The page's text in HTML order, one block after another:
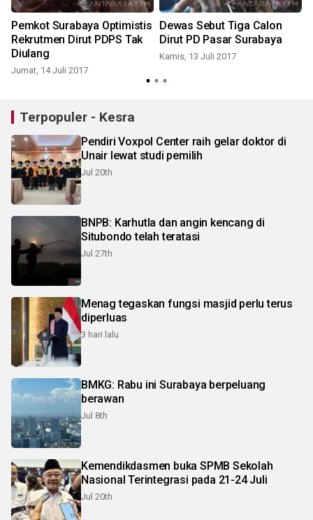
Pemkot Surabaya Optimistis
Rekrutmen Dirut PDPS Tak
Diulang
Jumat, 14 Juli 2017
Dewas Sebut Tiga Calon
Dirut PD Pasar Surabaya
Kamis, 13 Juli 2017
Terpopuler - Kesra
Pendiri Voxpol Center raih gelar doktor di
Unair lewat studi pemilih
Jul 20th
BNPB: Karhutla dan angin kencang di
Situbondo telah teratasi
Jul 27th
Menag tegaskan fungsi masjid perlu terus
diperluas
3 hari lalu
BMKG: Rabu ini Surabaya berpeluang
berawan
Jul 8th
Kemendikdasmen buka SPMB Sekolah
Nasional Terintegrasi pada 21-24 Juli
Jul 20th